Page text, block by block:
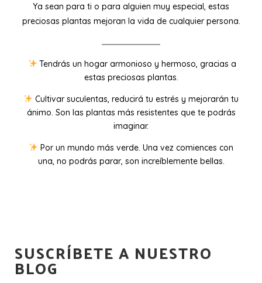
Ya sean para ti o para alguien muy especial, estas
preciosas plantas mejoran la vida de cualquier persona.
Tendrás un hogar armonioso y hermoso, gracias a
estas preciosas plantas.
Cultivar suculentas, reducirá tu estrés y mejorarán tu
ánimo. Son las plantas más resistentes que te podrás
imaginar.
Por un mundo más verde. Una vez comiences con
una, no podrás parar, son increíblemente bellas.
SUSCRÍBETE A NUESTRO
BLOG